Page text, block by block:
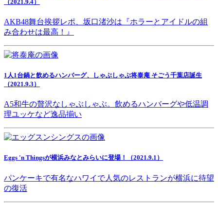
（2021.9.4）
AKB48舞台挨拶レポ、坂口渚沙は『ホラーとアイドルの組
み合わせは最高！』
1人1台鍋と飲めるハンバーグ、しゃぶしゃぶ将泰庵 そごう千葉店誕生
（2021.9.3）
A5和牛の贅沢なしゃぶしゃぶ。飲めるハンバーグや低温調
理ユッケなど逸品揃い
Eggs 'n Thingsが横浜みなとみらいに登場！（2021.9.1）
パンケーキで有名なハワイで人気のレストランが横浜に待望
の復活